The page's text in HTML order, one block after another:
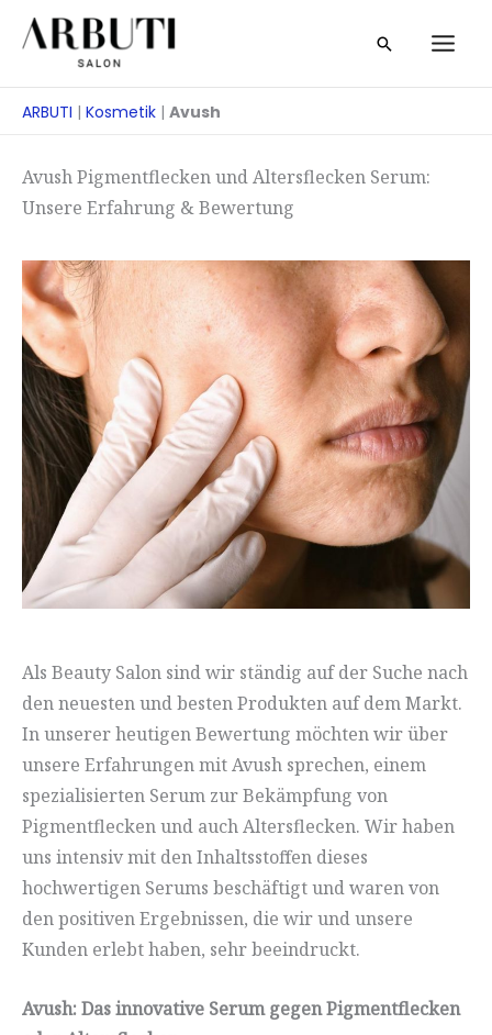
Zum
Inhalt
Suche
ARBUTI | Kosmetik | Avush
Avush Pigmentflecken und Altersflecken Serum:
Unsere Erfahrung & Bewertung
Als Beauty Salon sind wir ständig auf der Suche nach
den neuesten und besten Produkten auf dem Markt.
In unserer heutigen Bewertung möchten wir über
unsere Erfahrungen mit Avush sprechen, einem
spezialisierten Serum zur Bekämpfung von
Pigmentflecken und auch Altersflecken. Wir haben
uns intensiv mit den Inhaltsstoffen dieses
hochwertigen Serums beschäftigt und waren von
den positiven Ergebnissen, die wir und unsere
Kunden erlebt haben, sehr beeindruckt.
Avush: Das innovative Serum gegen Pigmentflecken